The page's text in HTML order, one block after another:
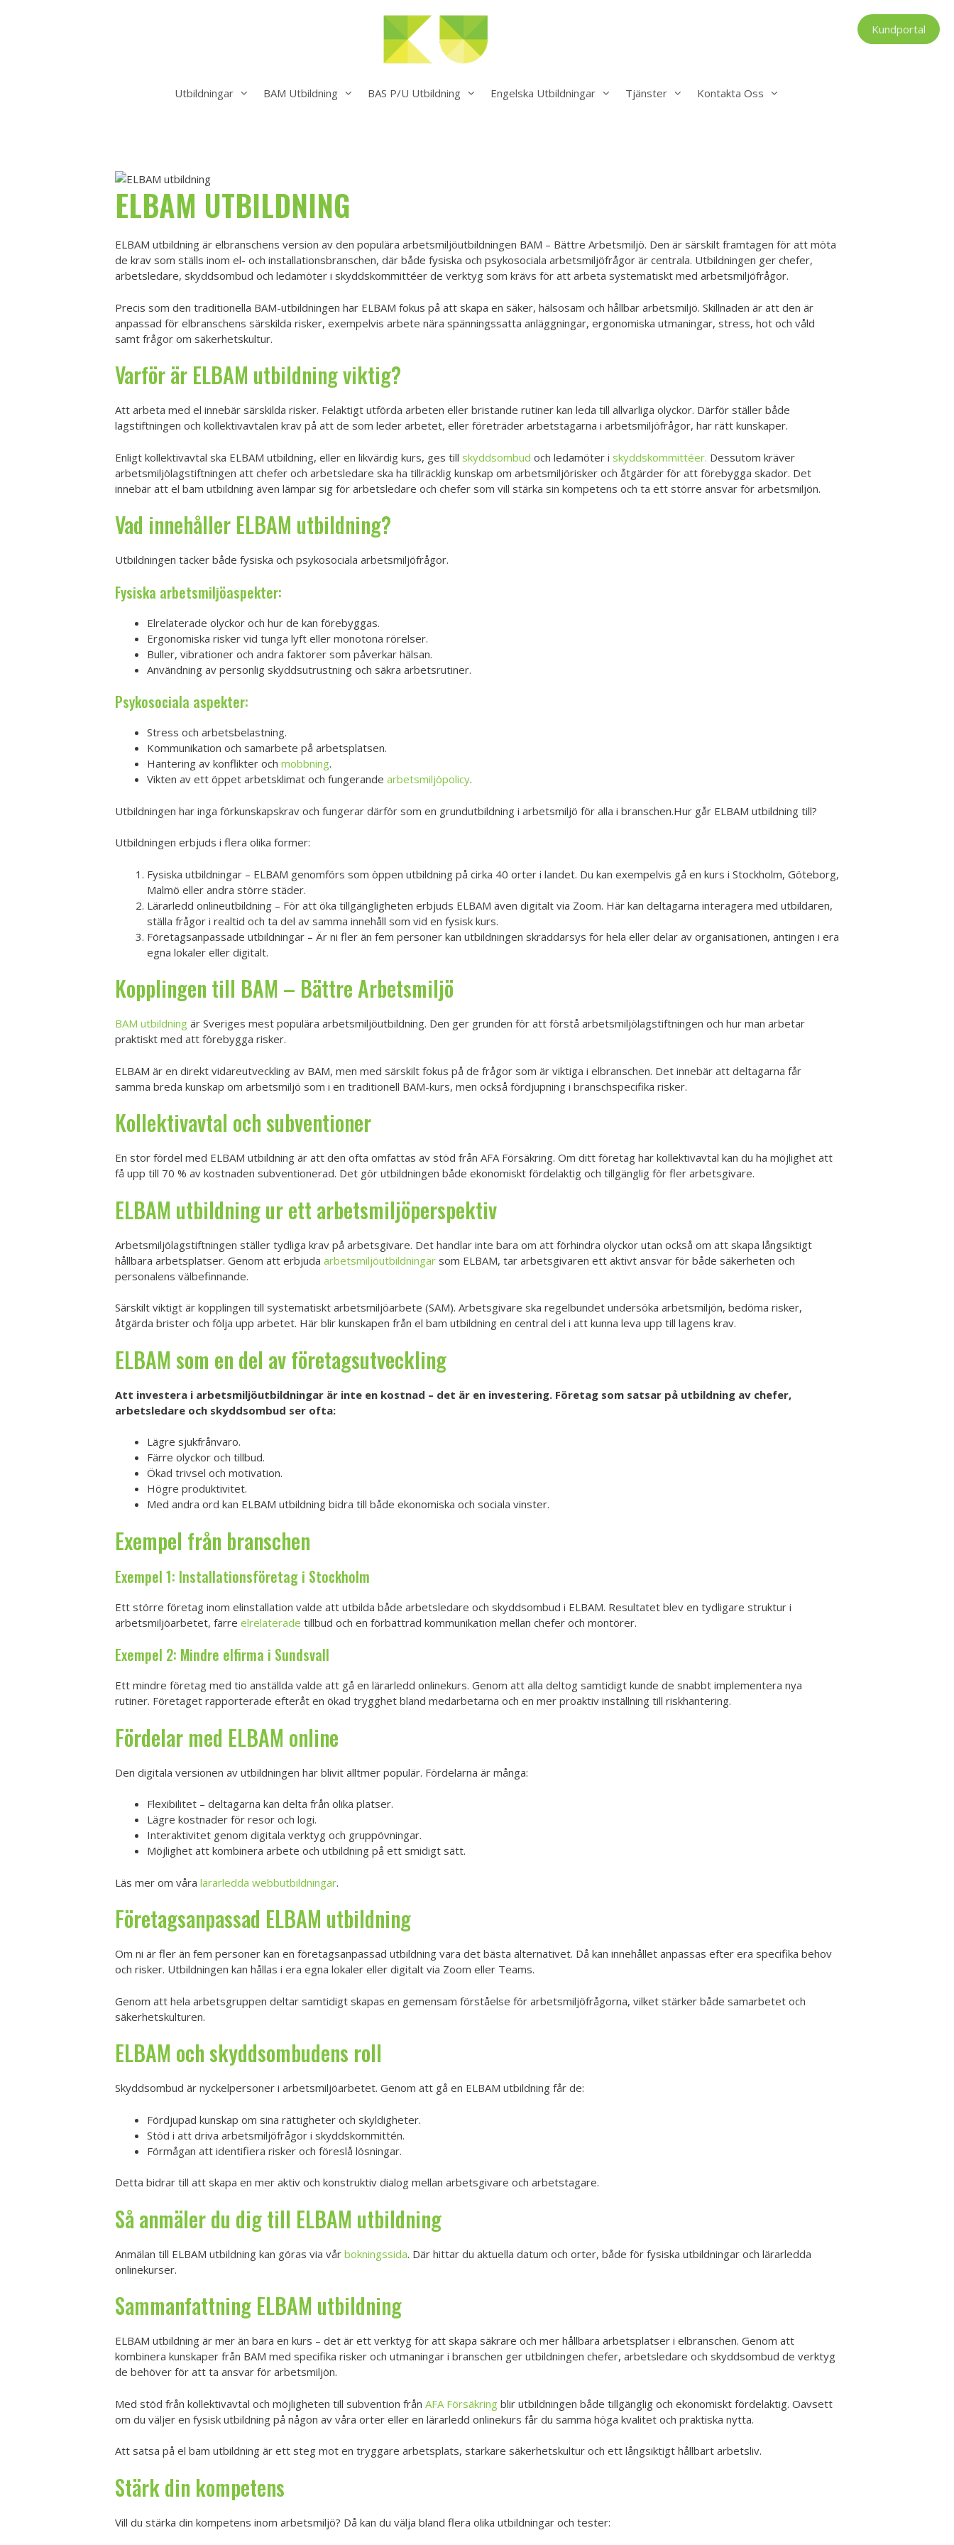
Kundportal
Utbildningar BAM Utbildning BAS P/U Utbildning Engelska Utbildningar Tjänster Kontakta Oss
ELBAM UTBILDNING
ELBAM utbildning är elbranschens version av den populära arbetsmiljöutbildningen BAM – Bättre Arbetsmiljö. Den är särskilt framtagen för att möta
de krav som ställs inom el- och installationsbranschen, där både fysiska och psykosociala arbetsmiljöfrågor är centrala. Utbildningen ger chefer,
arbetsledare, skyddsombud och ledamöter i skyddskommittéer de verktyg som krävs för att arbeta systematiskt med arbetsmiljöfrågor.
Precis som den traditionella BAM-utbildningen har ELBAM fokus på att skapa en säker, hälsosam och hållbar arbetsmiljö. Skillnaden är att den är
anpassad för elbranschens särskilda risker, exempelvis arbete nära spänningssatta anläggningar, ergonomiska utmaningar, stress, hot och våld
samt frågor om säkerhetskultur.
Varför är ELBAM utbildning viktig?
Att arbeta med el innebär särskilda risker. Felaktigt utförda arbeten eller bristande rutiner kan leda till allvarliga olyckor. Därför ställer både
lagstiftningen och kollektivavtalen krav på att de som leder arbetet, eller företräder arbetstagarna i arbetsmiljöfrågor, har rätt kunskaper.
Enligt kollektivavtal ska ELBAM utbildning, eller en likvärdig kurs, ges till skyddsombud och ledamöter i skyddskommittéer. Dessutom kräver
arbetsmiljölagstiftningen att chefer och arbetsledare ska ha tillräcklig kunskap om arbetsmiljörisker och åtgärder för att förebygga skador. Det
innebär att el bam utbildning även lämpar sig för arbetsledare och chefer som vill stärka sin kompetens och ta ett större ansvar för arbetsmiljön.
Vad innehåller ELBAM utbildning?
Utbildningen täcker både fysiska och psykosociala arbetsmiljöfrågor.
Fysiska arbetsmiljöaspekter:
Elrelaterade olyckor och hur de kan förebyggas.
Ergonomiska risker vid tunga lyft eller monotona rörelser.
Buller, vibrationer och andra faktorer som påverkar hälsan.
Användning av personlig skyddsutrustning och säkra arbetsrutiner.
Psykosociala aspekter:
Stress och arbetsbelastning.
Kommunikation och samarbete på arbetsplatsen.
Hantering av konflikter och mobbning.
Vikten av ett öppet arbetsklimat och fungerande arbetsmiljöpolicy.
Utbildningen har inga förkunskapskrav och fungerar därför som en grundutbildning i arbetsmiljö för alla i branschen.Hur går ELBAM utbildning till?
Utbildningen erbjuds i flera olika former:
Fysiska utbildningar – ELBAM genomförs som öppen utbildning på cirka 40 orter i landet. Du kan exempelvis gå en kurs i Stockholm, Göteborg,
Malmö eller andra större städer.
Lärarledd onlineutbildning – För att öka tillgängligheten erbjuds ELBAM även digitalt via Zoom. Här kan deltagarna interagera med utbildaren,
ställa frågor i realtid och ta del av samma innehåll som vid en fysisk kurs.
Företagsanpassade utbildningar – Är ni fler än fem personer kan utbildningen skräddarsys för hela eller delar av organisationen, antingen i era
egna lokaler eller digitalt.
Kopplingen till BAM – Bättre Arbetsmiljö
BAM utbildning är Sveriges mest populära arbetsmiljöutbildning. Den ger grunden för att förstå arbetsmiljölagstiftningen och hur man arbetar
praktiskt med att förebygga risker.
ELBAM är en direkt vidareutveckling av BAM, men med särskilt fokus på de frågor som är viktiga i elbranschen. Det innebär att deltagarna får
samma breda kunskap om arbetsmiljö som i en traditionell BAM-kurs, men också fördjupning i branschspecifika risker.
Kollektivavtal och subventioner
En stor fördel med ELBAM utbildning är att den ofta omfattas av stöd från AFA Försäkring. Om ditt företag har kollektivavtal kan du ha möjlighet att
få upp till 70 % av kostnaden subventionerad. Det gör utbildningen både ekonomiskt fördelaktig och tillgänglig för fler arbetsgivare.
ELBAM utbildning ur ett arbetsmiljöperspektiv
Arbetsmiljölagstiftningen ställer tydliga krav på arbetsgivare. Det handlar inte bara om att förhindra olyckor utan också om att skapa långsiktigt
hållbara arbetsplatser. Genom att erbjuda arbetsmiljöutbildningar som ELBAM, tar arbetsgivaren ett aktivt ansvar för både säkerheten och
personalens välbefinnande.
Särskilt viktigt är kopplingen till systematiskt arbetsmiljöarbete (SAM). Arbetsgivare ska regelbundet undersöka arbetsmiljön, bedöma risker,
åtgärda brister och följa upp arbetet. Här blir kunskapen från el bam utbildning en central del i att kunna leva upp till lagens krav.
ELBAM som en del av företagsutveckling
Att investera i arbetsmiljöutbildningar är inte en kostnad – det är en investering. Företag som satsar på utbildning av chefer,
arbetsledare och skyddsombud ser ofta:
Lägre sjukfrånvaro.
Färre olyckor och tillbud.
Ökad trivsel och motivation.
Högre produktivitet.
Med andra ord kan ELBAM utbildning bidra till både ekonomiska och sociala vinster.
Exempel från branschen
Exempel 1: Installationsföretag i Stockholm
Ett större företag inom elinstallation valde att utbilda både arbetsledare och skyddsombud i ELBAM. Resultatet blev en tydligare struktur i
arbetsmiljöarbetet, färre elrelaterade tillbud och en förbättrad kommunikation mellan chefer och montörer.
Exempel 2: Mindre elfirma i Sundsvall
Ett mindre företag med tio anställda valde att gå en lärarledd onlinekurs. Genom att alla deltog samtidigt kunde de snabbt implementera nya
rutiner. Företaget rapporterade efteråt en ökad trygghet bland medarbetarna och en mer proaktiv inställning till riskhantering.
Fördelar med ELBAM online
Den digitala versionen av utbildningen har blivit alltmer populär. Fördelarna är många:
Flexibilitet – deltagarna kan delta från olika platser.
Lägre kostnader för resor och logi.
Interaktivitet genom digitala verktyg och gruppövningar.
Möjlighet att kombinera arbete och utbildning på ett smidigt sätt.
Läs mer om våra lärarledda webbutbildningar.
Företagsanpassad ELBAM utbildning
Om ni är fler än fem personer kan en företagsanpassad utbildning vara det bästa alternativet. Då kan innehållet anpassas efter era specifika behov
och risker. Utbildningen kan hållas i era egna lokaler eller digitalt via Zoom eller Teams.
Genom att hela arbetsgruppen deltar samtidigt skapas en gemensam förståelse för arbetsmiljöfrågorna, vilket stärker både samarbetet och
säkerhetskulturen.
ELBAM och skyddsombudens roll
Skyddsombud är nyckelpersoner i arbetsmiljöarbetet. Genom att gå en ELBAM utbildning får de:
Fördjupad kunskap om sina rättigheter och skyldigheter.
Stöd i att driva arbetsmiljöfrågor i skyddskommittén.
Förmågan att identifiera risker och föreslå lösningar.
Detta bidrar till att skapa en mer aktiv och konstruktiv dialog mellan arbetsgivare och arbetstagare.
Så anmäler du dig till ELBAM utbildning
Anmälan till ELBAM utbildning kan göras via vår bokningssida. Där hittar du aktuella datum och orter, både för fysiska utbildningar och lärarledda
onlinekurser.
Sammanfattning ELBAM utbildning
ELBAM utbildning är mer än bara en kurs – det är ett verktyg för att skapa säkrare och mer hållbara arbetsplatser i elbranschen. Genom att
kombinera kunskaper från BAM med specifika risker och utmaningar i branschen ger utbildningen chefer, arbetsledare och skyddsombud de verktyg
de behöver för att ta ansvar för arbetsmiljön.
Med stöd från kollektivavtal och möjligheten till subvention från AFA Försäkring blir utbildningen både tillgänglig och ekonomiskt fördelaktig. Oavsett
om du väljer en fysisk utbildning på någon av våra orter eller en lärarledd onlinekurs får du samma höga kvalitet och praktiska nytta.
Att satsa på el bam utbildning är ett steg mot en tryggare arbetsplats, starkare säkerhetskultur och ett långsiktigt hållbart arbetsliv.
Stärk din kompetens
Vill du stärka din kompetens inom arbetsmiljö? Då kan du välja bland flera olika utbildningar och tester: